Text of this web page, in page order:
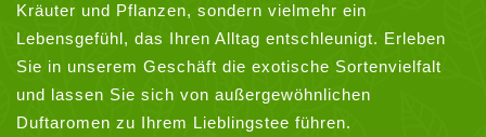
Kräuter und Pflanzen, sondern vielmehr ein
Lebensgefühl, das Ihren Alltag entschleunigt. Erleben
Sie in unserem Geschäft die exotische Sortenvielfalt
und lassen Sie sich von außergewöhnlichen
Duftaromen zu Ihrem Lieblingstee führen.